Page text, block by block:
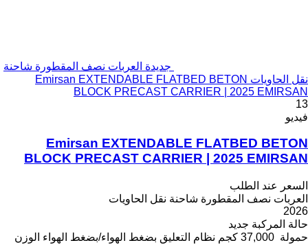
جديدة العربات نصف المقطورة شاحنة
نقل الحاويات Emirsan EXTENDABLE FLATBED BETON
BLOCK PRECAST CARRIER | 2025 EMIRSAN
13
فيديو
Emirsan EXTENDABLE FLATBED BETON
BLOCK PRECAST CARRIER | 2025 EMIRSAN
السعر عند الطلب
العربات نصف المقطورة شاحنة نقل الحاويات
2026
حالة المركبة جديد
حمولة 37,000 كجم نظام التعليق بضغط الهواء/بضغط الهواء الوزن